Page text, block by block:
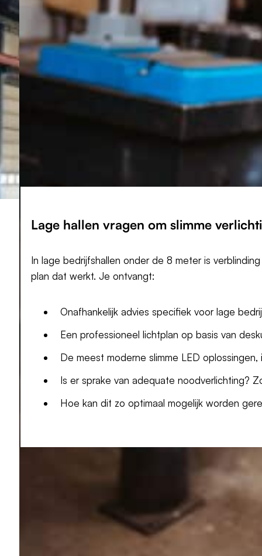
Lage hallen vragen omslimme
In lage bedrijfshallen onder de 8 meter is
plan dat werkt. Je ontvangt:
Onafhankelijk advies specifiek voor lage
Een professioneel lichtplan op basis van
De meest moderne slimme LED
Is er sprake van adequate noodverlichting?
Hoe kan dit zo optimaal mogelijk worden
Lagere
Tot 80% besparen met LED en